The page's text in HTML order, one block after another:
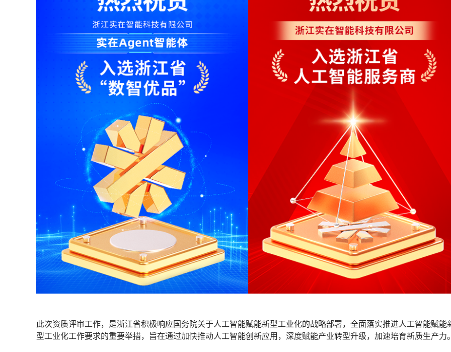
此次资质评审工作，是浙江省积极响应国务院关于人工智能赋能新型工业化的战略部署，全面落实推进人工智能赋能
型工业化工作要求的重要举措，旨在通过加快推动人工智能创新应用，深度赋能产业转型升级，加速培育新质生产力